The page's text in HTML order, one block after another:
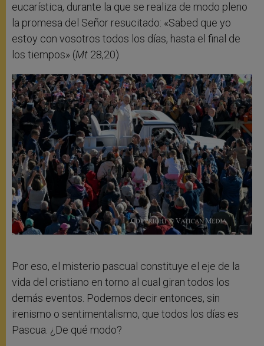
eucarística, durante la que se realiza de modo pleno
la promesa del Señor resucitado: «Sabed que yo
estoy con vosotros todos los días, hasta el final de
los tiempos» (Mt 28,20).
Por eso, el misterio pascual constituye el eje de la
vida del cristiano en torno al cual giran todos los
demás eventos. Podemos decir entonces, sin
irenismo o sentimentalismo, que todos los días es
Pascua. ¿De qué modo?